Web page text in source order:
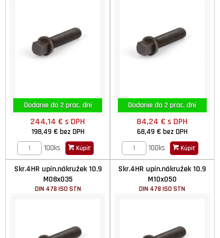
Dodanie do 2 prac. dní
244,14 €s DPH
198,49 € bez DPH
100ks
Kúpiť
Dodanie do 2 prac. dní
84,24 €s DPH
68,49 € bez DPH
100ks
Kúpiť
Skr.4HR upín.nákružek 10.9
M08x035
DIN 478 ISO STN
Skr.4HR upín.nákružek 10.9
M10x050
DIN 478 ISO STN